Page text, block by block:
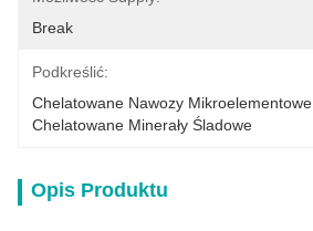
Break
Podkreślić:
Chelatowane Nawozy Mikroelementowe
Chelatowane Minerały Śladowe
Opis Produktu